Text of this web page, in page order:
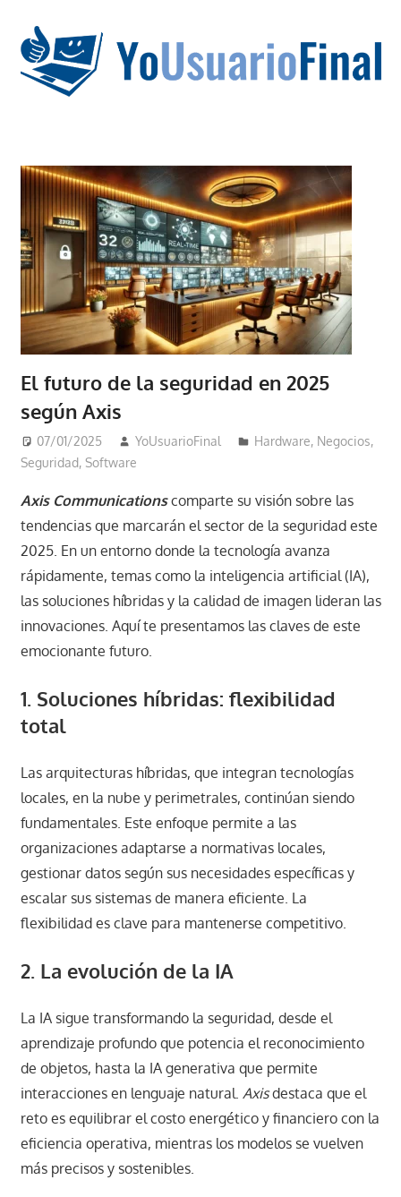
contenido
no
tiene
que
estar
en
chino
El futuro de la seguridad en 2025
según Axis
07/01/2025 YoUsuarioFinal Hardware, Negocios,
Seguridad, Software
Axis Communicationscomparte su visión sobre las
tendencias que marcarán el sector de la seguridad este
2025. En un entorno donde la tecnología avanza
rápidamente, temas como la inteligencia artificial (IA),
las soluciones híbridas y la calidad de imagen lideran las
innovaciones. Aquí te presentamos las claves de este
emocionante futuro.
1. Soluciones híbridas: flexibilidad
total
Las arquitecturas híbridas, que integran tecnologías
locales, en la nube y perimetrales, continúan siendo
fundamentales. Este enfoque permite a las
organizaciones adaptarse a normativas locales,
gestionar datos según sus necesidades específicas y
escalar sus sistemas de manera eficiente. La
flexibilidad es clave para mantenerse competitivo.
2. La evolución de la IA
La IA sigue transformando la seguridad, desde el
aprendizaje profundo que potencia el reconocimiento
de objetos, hasta la IA generativa que permite
interacciones en lenguaje natural. Axisdestaca que el
reto es equilibrar el costo energético y financiero con la
eficiencia operativa, mientras los modelos se vuelven
más precisos y sostenibles.